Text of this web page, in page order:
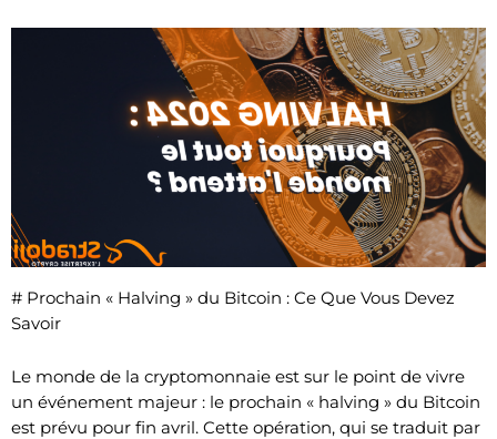
# Prochain « Halving » du Bitcoin : Ce Que Vous Devez
Savoir
Le monde de la cryptomonnaie est sur le point de vivre
un événement majeur : le prochain « halving » du Bitcoin
est prévu pour fin avril. Cette opération, qui se traduit par